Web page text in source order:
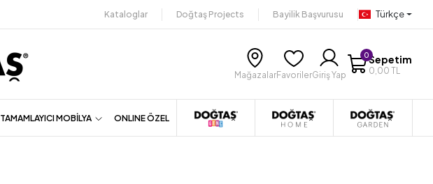
Kataloglar Doğtaş Projects Bayilik Başvurusu Türkçe
MağazalarFavorilerGiriş Yap
0Sepetim
0,00 TL
TAMAMLAYICI MOBİLYA ONLINE ÖZEL